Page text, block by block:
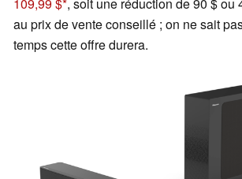
au prix de vente conseillé ; on ne sait
temps cette offre durera.